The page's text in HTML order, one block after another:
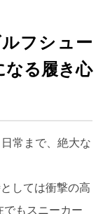
フシュー
なる履き心
常まで、絶大な
しては衝撃の高
もスニーカー